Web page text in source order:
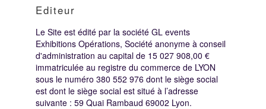
Editeur
Le Site est édité par la société GL events
Exhibitions Opérations, Société anonyme à conseil
d'administration au capital de 15 027 908,00 €
immatriculée au registre du commerce de LYON
sous le numéro 380 552 976 dont le siège social
est dont le siège social est situé à l’adresse
suivante : 59 Quai Rambaud 69002 Lyon.